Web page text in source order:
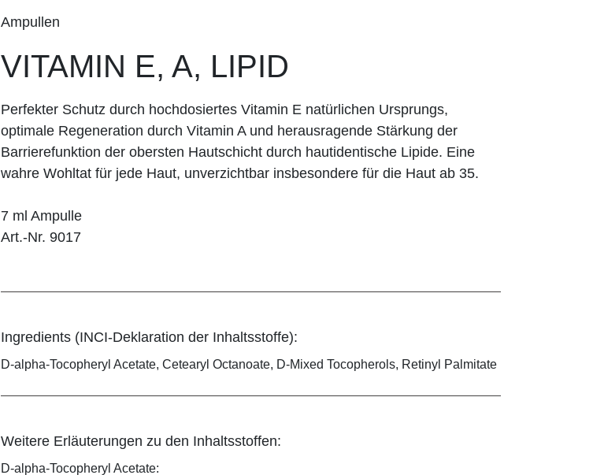
Ampullen
VITAMIN E, A, LIPID
Perfekter Schutz durch hochdosiertes Vitamin E natürlichen Ursprungs,
optimale Regeneration durch Vitamin A und herausragende Stärkung der
Barrierefunktion der obersten Hautschicht durch hautidentische Lipide. Eine
wahre Wohltat für jede Haut, unverzichtbar insbesondere für die Haut ab 35.
7 ml Ampulle
Art.-Nr. 9017
Ingredients (INCI-Deklaration der Inhaltsstoffe):
D-alpha-Tocopheryl Acetate, Cetearyl Octanoate, D-Mixed Tocopherols, Retinyl Palmitate
Weitere Erläuterungen zu den Inhaltsstoffen:
D-alpha-Tocopheryl Acetate: